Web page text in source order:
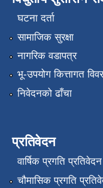
घटना दर्ता
सामाजिक सुरक्षा
नागरिक वडापत्र
भू-उपयोग कित्तागत
निवेदनको ढाँचा
प्रतिवेदन
वार्षिक प्रगति प्रतिवेदन
चौमासिक प्रगति